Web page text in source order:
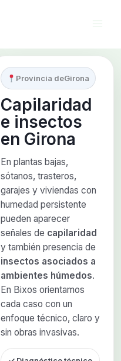
Provincia deGirona
Capilaridad
e insectos
en Girona
En plantas bajas,
sótanos, trasteros,
garajes y viviendas con
humedad persistente
pueden aparecer
señales de capilaridad
y también presencia de
insectos asociados a
ambientes húmedos.
En Bixos orientamos
cada caso con un
enfoque técnico, claro y
sin obras invasivas.